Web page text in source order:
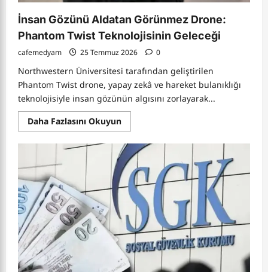
İnsan Gözünü Aldatan Görünmez Drone:
Phantom Twist Teknolojisinin Geleceği
cafemedyam 25 Temmuz 2026 0
Northwestern Üniversitesi tarafından geliştirilen
Phantom Twist drone, yapay zekâ ve hareket bulanıklığı
teknolojisiyle insan gözünün algısını zorlayarak...
Daha Fazlasını OkuyunRead
more
İnsan
Gözünü
Aldatan
Görünmez
Drone:
Phantom
Twist
Teknolojisinin
Geleceği